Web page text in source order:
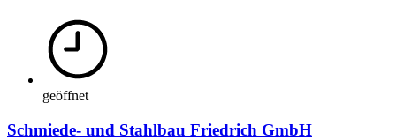
geöffnet
Schmiede- und Stahlbau Friedrich GmbH